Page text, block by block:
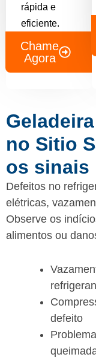
rápida e
eficiente.
Chame
Agora
no Sitio
os sinais
Defeitos no
elétricas,
Observe os
alimentos ou
defeito